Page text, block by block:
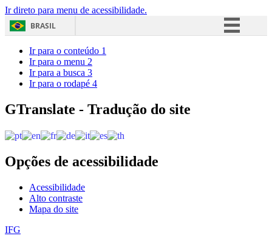
Ir direto para menu de acessibilidade.
BRASIL
Acesso à informação
Ir para o conteúdo 1
Ir para o menu 2
Ir para a busca 3
Ir para o rodapé 4
GTranslate - Tradução do site
Opções de acessibilidade
Acessibilidade
Alto contraste
Mapa do site
IFG